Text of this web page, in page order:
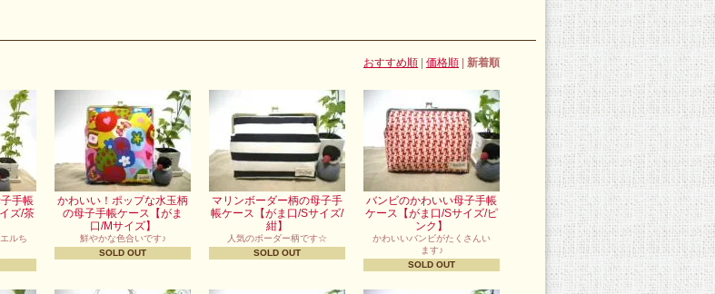
おすすめ順 価格順 新着順
手帳
ズ/茶
ルち
かわいい！ポップな水玉柄
の母子手帳ケース【がま
口/Mサイズ】
鮮やかな色合いです♪
SOLD OUT
マリンボーダー柄の母子手
帳ケース【がま口/Sサイズ/
紺】
人気のボーダー柄です☆
SOLD OUT
バンビのかわいい母子手帳
ケース【がま口/Sサイズ/ピ
ンク】
かわいいバンビがたくさんい
ます♪
SOLD OUT